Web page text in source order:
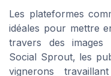
Les plateformes
idéales pour mettre
travers des images
Social Sprout, les
vignerons